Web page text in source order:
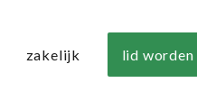
zakelijk lid worden